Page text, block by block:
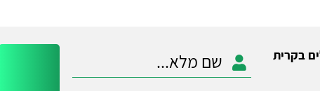
בקרית